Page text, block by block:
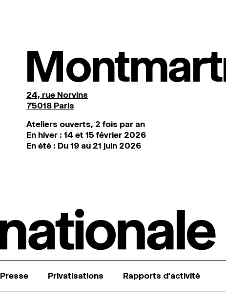
24, rue Norvins
75018 Paris
Ateliers ouverts, 2 fois par an
En hiver : 14 et 15 février 2026
En été : Du 19 au 21 juin 2026
Presse Privatisations Rapports d’activité